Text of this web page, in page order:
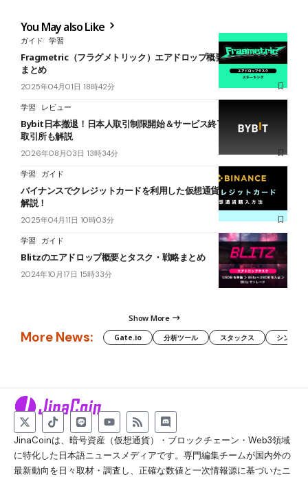
You May also Like
ガイド 学習
Fragmetric（フラグメトリック）エアドロップ概要とタスク・戦略
まとめ
2025年04月01日 18時42分
学習 レビュー
Bybit日本撤退！日本人取引制限開始＆サービス終了へ 理由と代替
取引所も解説
2026年08月03日 13時34分
学習 ガイド
バイナンスでクレジットカードを利用した仮想通貨購入方法を徹底
解説！
2025年04月11日 10時03分
学習 ガイド
Blitzのエアドロップ概要とタスク・戦略まとめ
2024年10月17日 15時33分
Show More
More News: Gate.io 分析ツール スタックス シンボル
JinaCoinは、暗号資産（仮想通貨）・ブロックチェーン・Web3領域
に特化した日本語ニュースメディアです。専門編集チームが国内外の
最新動向を日々取材・調査し、正確な数値と一次情報源に基づいたニ